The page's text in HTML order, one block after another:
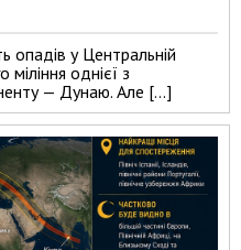
опадів у Центральній
однієї з
— Дунаю. Але […]